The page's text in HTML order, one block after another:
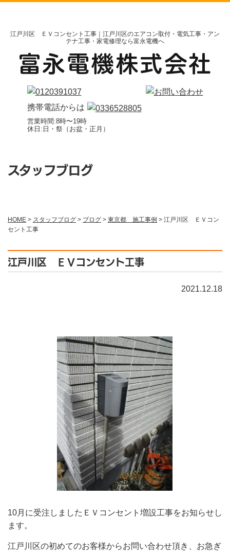
江戸川区 ＥＶコンセント工事｜江戸川区のエアコン取付・電気工事・アン
テナ工事・家電修理なら富永電機へ
携帯電話からは
営業時間:8時〜19時
休日:日・祭（お盆・正月）
スタッフブログ
HOME > スタッフブログ > ブログ > 東京都 施工事例 > 江戸川区 ＥＶコン
セント工事
江戸川区 ＥＶコンセント工事
2021.12.18
10月に受注しましたＥＶコンセント増設工事をお知らせし
ます。
江戸川区の初めてのお客様からお問い合わせ頂き、お急ぎ